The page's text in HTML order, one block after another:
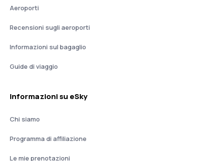
Aeroporti
Recensioni sugli aeroporti
Informazioni sul bagaglio
Guide di viaggio
Informazioni su eSky
Chi siamo
Programma di affiliazione
Le mie prenotazioni